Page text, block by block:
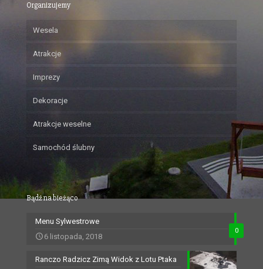
Organizujemy
Wesela
Atrakcje
Imprezy
Dekoracje
Atrakcje weselne
Samochód ślubny
Bądź na bieżąco
0
Menu Sylwestrowe
6 listopada, 2018
Ranczo Radzicz Zimą Widok z Lotu Ptaka